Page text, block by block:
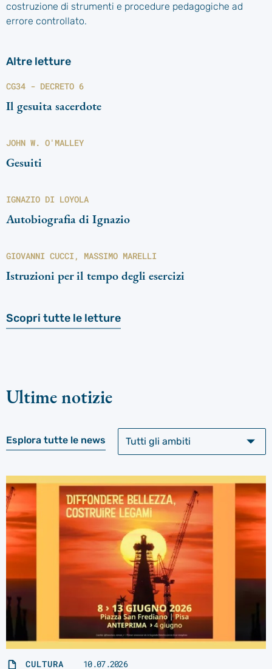
costruzione di strumenti e procedure pedagogiche ad
errore controllato.
Altre letture
CG34 - DECRETO 6
Il gesuita sacerdote
JOHN W. O'MALLEY
Gesuiti
IGNAZIO DI LOYOLA
Autobiografia di Ignazio
GIOVANNI CUCCI, MASSIMO MARELLI
Istruzioni per il tempo degli esercizi
Scopri tutte le letture
Ultime notizie
Esplora tutte le news
CULTURA 10.07.2026